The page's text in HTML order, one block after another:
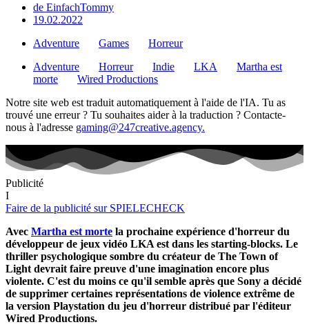
de EinfachTommy
19.02.2022
Adventure
Games
Horreur
Adventure
Horreur Indie LKA
Martha est
morte
Wired Productions
Notre site web est traduit automatiquement à l'aide de l'IA. Tu as
trouvé une erreur ? Tu souhaites aider à la traduction ? Contacte-
nous à l'adresse gaming@247creative.agency.
Publicité
I
Faire de la publicité sur SPIELECHECK
Avec Martha est morte la prochaine expérience d'horreur du
développeur de jeux vidéo LKA est dans les starting-blocks. Le
thriller psychologique sombre du créateur de The Town of
Light devrait faire preuve d'une imagination encore plus
violente. C'est du moins ce qu'il semble après que Sony a décidé
de supprimer certaines représentations de violence extrême de
la version Playstation du jeu d'horreur distribué par l'éditeur
Wired Productions.